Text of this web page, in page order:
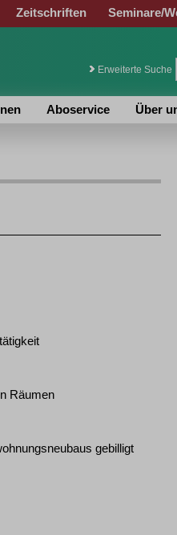
Zeitschriften Seminare/
Erweiterte Suche
Aboservice Über
Räumen
gebilligt